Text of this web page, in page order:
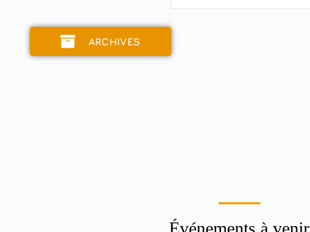
ARCHIVES
Événements à venir